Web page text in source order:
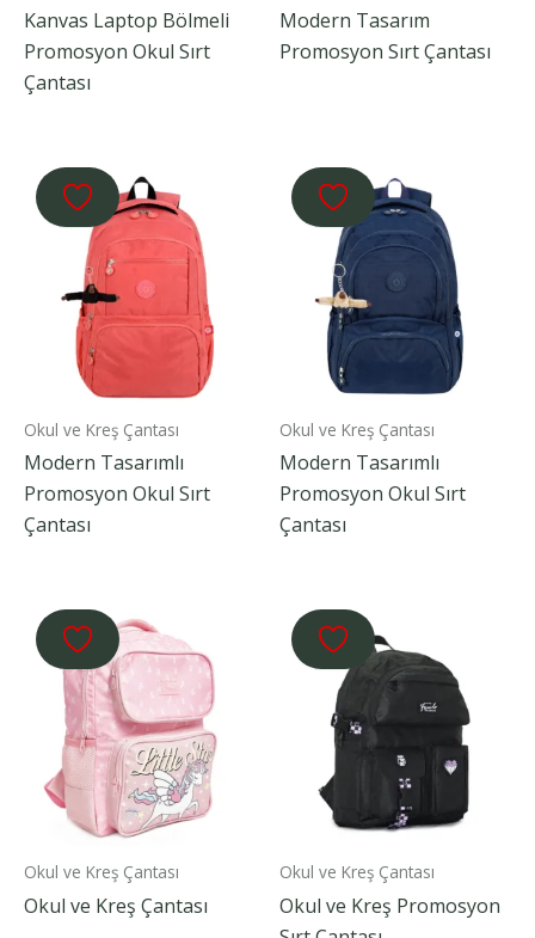
Kanvas Laptop Bölmeli
Promosyon Okul Sırt
Çantası
Modern Tasarım
Promosyon Sırt Çantası
Okul ve Kreş Çantası
Modern Tasarımlı
Promosyon Okul Sırt
Çantası
Okul ve Kreş Çantası
Modern Tasarımlı
Promosyon Okul Sırt
Çantası
Okul ve Kreş Çantası
Okul ve Kreş Çantası
Okul ve Kreş Çantası
Okul ve Kreş Promosyon